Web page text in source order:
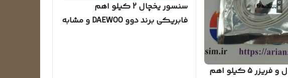
سنسور یخچال و فریزر 5 کیلو اهم
سنسور یخچال 2 کیلو اهم
فابریکی برند دوو DAEWOO و مشابه